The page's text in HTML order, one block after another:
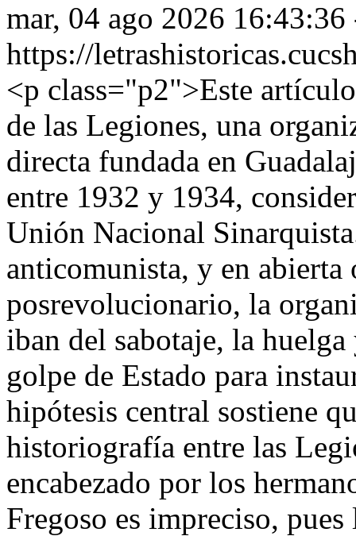
mar, 04 ago 2026 16:43:36
https://
<p class="p2">Este
de las Legiones, una
directa fundada en
entre 1932 y 1934,
Unión Nacional
anticomunista, y en
posrevolucionario, la
iban del sabotaje, la
golpe de Estado para
hipótesis central sostiene
historiografía entre las
encabezado por los
Fregoso es impreciso,